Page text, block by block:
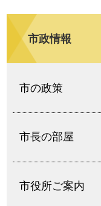
市政情報
市の政策
市長の部屋
市役所ご案内